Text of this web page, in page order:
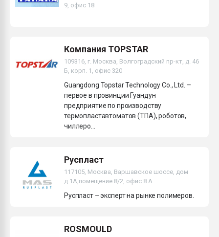
9, офис 18
Компания TOPSTAR
109316, г. Москва, Волгоградский пр-кт, д. 46
Б, корп. 1, офис 320
Guangdong Topstar Technology Co., Ltd. –
первое в провинции Гуандун
предприятие по производству
термопластавтоматов (ТПА), роботов,
чиллеро...
Руспласт
117105, Москва, Варшавское шоссе, дом
д.1А,помещение 8/2, офис 8 А
Руспласт – эксперт на рынке полимеров.
ROSMOULD